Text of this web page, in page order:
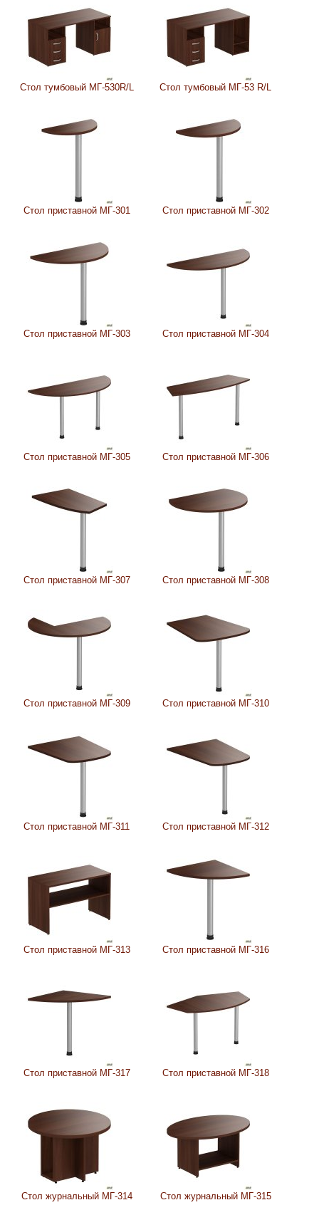
Стол тумбовый МГ-530R/L Стол тумбовый МГ-53 R/L
Стол приставной МГ-301 Стол приставной МГ-302
Стол приставной МГ-303 Стол приставной МГ-304
Стол приставной МГ-305 Стол приставной МГ-306
Стол приставной МГ-307 Стол приставной МГ-308
Стол приставной МГ-309 Стол приставной МГ-310
Стол приставной МГ-311 Стол приставной МГ-312
Стол приставной МГ-313 Стол приставной МГ-316
Стол приставной МГ-317 Стол приставной МГ-318
Стол журнальный МГ-314 Стол журнальный МГ-315